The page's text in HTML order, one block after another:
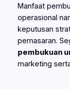
Manfaat
operasional
keputusan
pemasaran.
pembukuan
marketing